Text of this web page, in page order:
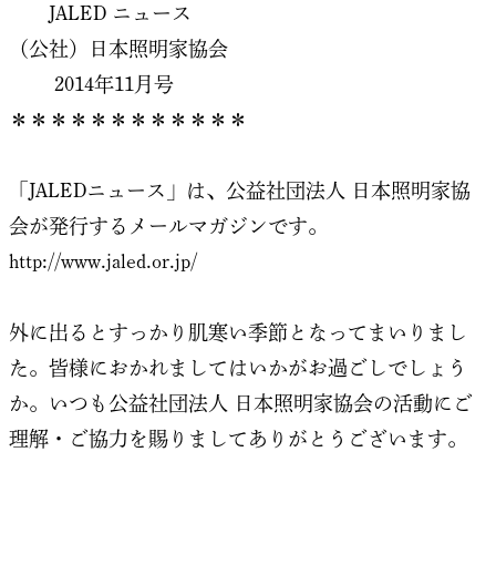
JALED ニュース
（公社）日本照明家協会
2014年11月号
＊＊＊＊＊＊＊＊＊＊＊＊
「JALEDニュース」は、公益社団法人 日本照明家協
会が発行するメールマガジンです。
http://www.jaled.or.jp/
外に出るとすっかり肌寒い季節となってまいりまし
た。皆様におかれましてはいかがお過ごしでしょう
か。いつも公益社団法人 日本照明家協会の活動にご
理解・ご協力を賜りましてありがとうございます。